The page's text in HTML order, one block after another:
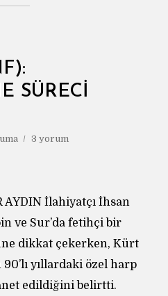
SÜRECI
3 yorum
AYDIN İlahiyatçı İhsan
ve Sur’da fetihçi bir
dikkat çekerken, Kürt
yıllardaki özel harp
edildiğini belirtti.